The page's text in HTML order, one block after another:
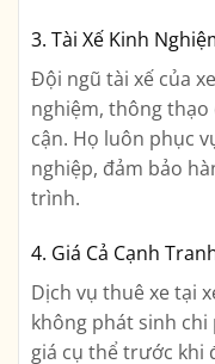
3. Tài Xế Kinh
Đội ngũ tài xế của
nghiệm, thông thạo
cận. Họ luôn phục
nghiệp, đảm bảo
trình.
4. Giá Cả Cạnh
Dịch vụ thuê xe tại
không phát sinh chi
giá cụ thể trước khi